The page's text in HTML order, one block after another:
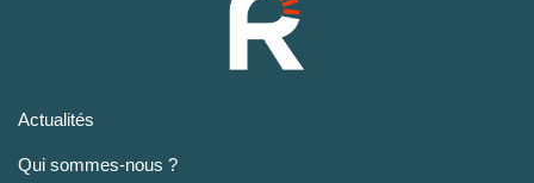
Actualités
Qui sommes-nous ?